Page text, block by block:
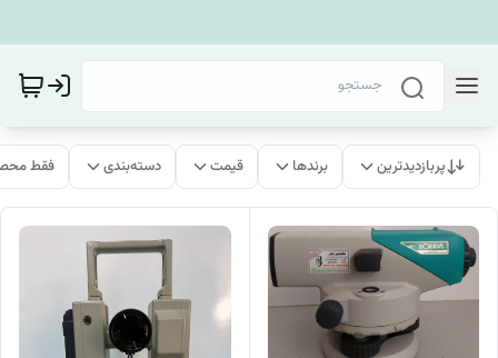
پربازدیدترین برندها قیمت دسته‌بندی فقط